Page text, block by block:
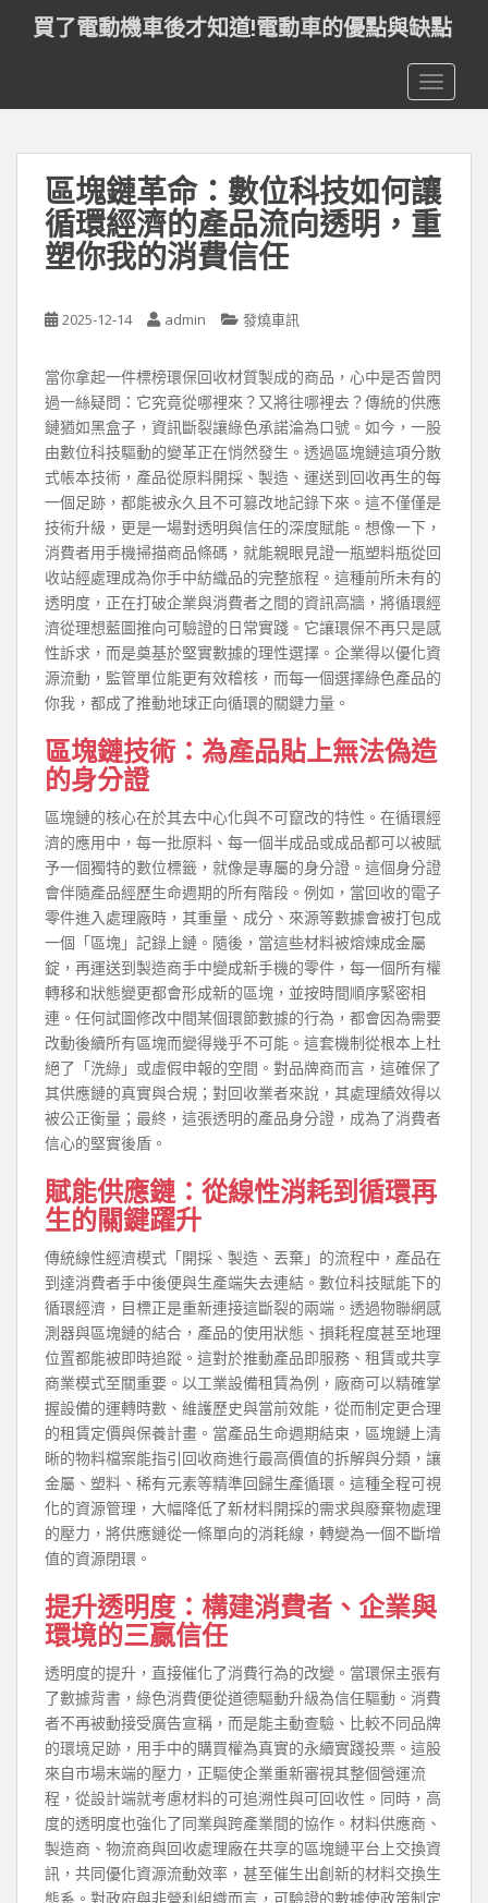
t
買了電動機車後才知道!電動車的優點與缺點
區塊鏈革命：數位科技如何讓
循環經濟的產品流向透明，重
塑你我的消費信任
2025-12-14 admin 發燒車訊
當你拿起一件標榜環保回收材質製成的商品，心中是否曾閃
過一絲疑問：它究竟從哪裡來？又將往哪裡去？傳統的供應
鏈猶如黑盒子，資訊斷裂讓綠色承諾淪為口號。如今，一股
由數位科技驅動的變革正在悄然發生。透過區塊鏈這項分散
式帳本技術，產品從原料開採、製造、運送到回收再生的每
一個足跡，都能被永久且不可篡改地記錄下來。這不僅僅是
技術升級，更是一場對透明與信任的深度賦能。想像一下，
消費者用手機掃描商品條碼，就能親眼見證一瓶塑料瓶從回
收站經處理成為你手中紡織品的完整旅程。這種前所未有的
透明度，正在打破企業與消費者之間的資訊高牆，將循環經
濟從理想藍圖推向可驗證的日常實踐。它讓環保不再只是感
性訴求，而是奠基於堅實數據的理性選擇。企業得以優化資
源流動，監管單位能更有效稽核，而每一個選擇綠色產品的
你我，都成了推動地球正向循環的關鍵力量。
區塊鏈技術：為產品貼上無法偽造
的身分證
區塊鏈的核心在於其去中心化與不可竄改的特性。在循環經
濟的應用中，每一批原料、每一個半成品或成品都可以被賦
予一個獨特的數位標籤，就像是專屬的身分證。這個身分證
會伴隨產品經歷生命週期的所有階段。例如，當回收的電子
零件進入處理廠時，其重量、成分、來源等數據會被打包成
一個「區塊」記錄上鏈。隨後，當這些材料被熔煉成金屬
錠，再運送到製造商手中變成新手機的零件，每一個所有權
轉移和狀態變更都會形成新的區塊，並按時間順序緊密相
連。任何試圖修改中間某個環節數據的行為，都會因為需要
改動後續所有區塊而變得幾乎不可能。這套機制從根本上杜
絕了「洗綠」或虛假申報的空間。對品牌商而言，這確保了
其供應鏈的真實與合規；對回收業者來說，其處理績效得以
被公正衡量；最終，這張透明的產品身分證，成為了消費者
信心的堅實後盾。
賦能供應鏈：從線性消耗到循環再
生的關鍵躍升
傳統線性經濟模式「開採、製造、丟棄」的流程中，產品在
到達消費者手中後便與生產端失去連結。數位科技賦能下的
循環經濟，目標正是重新連接這斷裂的兩端。透過物聯網感
測器與區塊鏈的結合，產品的使用狀態、損耗程度甚至地理
位置都能被即時追蹤。這對於推動產品即服務、租賃或共享
商業模式至關重要。以工業設備租賃為例，廠商可以精確掌
握設備的運轉時數、維護歷史與當前效能，從而制定更合理
的租賃定價與保養計畫。當產品生命週期結束，區塊鏈上清
晰的物料檔案能指引回收商進行最高價值的拆解與分類，讓
金屬、塑料、稀有元素等精準回歸生產循環。這種全程可視
化的資源管理，大幅降低了新材料開採的需求與廢棄物處理
的壓力，將供應鏈從一條單向的消耗線，轉變為一個不斷增
值的資源閉環。
提升透明度：構建消費者、企業與
環境的三贏信任
透明度的提升，直接催化了消費行為的改變。當環保主張有
了數據背書，綠色消費便從道德驅動升級為信任驅動。消費
者不再被動接受廣告宣稱，而是能主動查驗、比較不同品牌
的環境足跡，用手中的購買權為真實的永續實踐投票。這股
來自市場末端的壓力，正驅使企業重新審視其整個營運流
程，從設計端就考慮材料的可追溯性與可回收性。同時，高
度的透明度也強化了同業與跨產業間的協作。材料供應商、
製造商、物流商與回收處理廠在共享的區塊鏈平台上交換資
訊，共同優化資源流動效率，甚至催生出創新的材料交換生
態系。對政府與非營利組織而言，可驗證的數據使政策制定